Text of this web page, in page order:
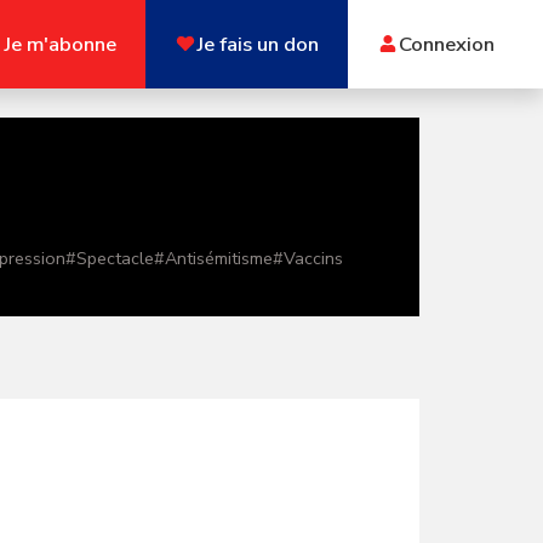
Je m'abonne Je fais un don Connexion
#Spectacle#Antisémitisme#Vaccins